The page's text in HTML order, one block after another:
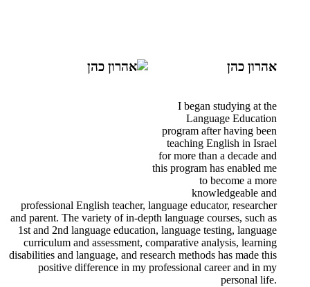
אהרון כהן
I began studying at the
Language Education
program after having been
teaching English in Israel
for more than a decade and
this program has enabled me
to become a more
knowledgeable and
professional English teacher, language educator, researcher
and parent. The variety of in-depth language courses, such as
1st and 2nd language education, language testing, language
curriculum and assessment, comparative analysis, learning
disabilities and language, and research methods has made this
positive difference in my professional career and in my
personal life.